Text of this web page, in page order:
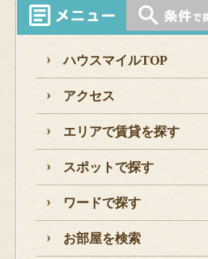
ハウスマイルTOP
アクセス
エリアで賃貸を探す
スポットで探す
ワードで探す
お部屋を検索